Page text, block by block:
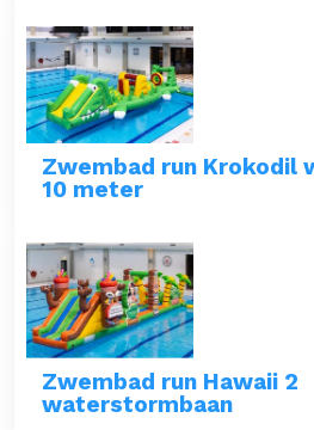
Zwembad run Krokodil
10 meter
Zwembad run Hawaii 2
waterstormbaan